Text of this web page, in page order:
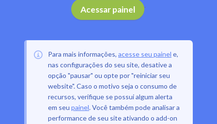
Acessar painel .
Para mais informações, acesse seu painel e,
nas configurações do seu site, desative a
opção "pausar" ou opte por "reiniciar seu
website". Caso o motivo seja o consumo de
recursos, verifique se possui algum alerta
em seu painel. Você também pode analisar a
performance de seu site ativando o add-on